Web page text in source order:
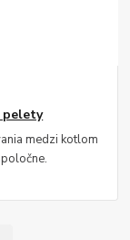
pelety
medzi kotlom